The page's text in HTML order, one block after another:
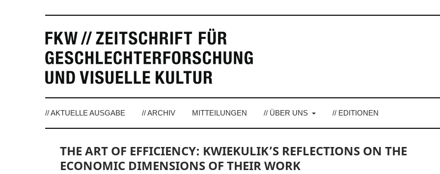
// AKTUELLE AUSGABE // ARCHIV MITTEILUNGEN // ÜBER UNS // EDITIONEN
THE ART OF EFFICIENCY: KWIEKULIK’S REFLECTIONS ON THE
ECONOMIC DIMENSIONS OF THEIR WORK